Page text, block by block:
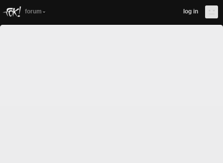
forum log in